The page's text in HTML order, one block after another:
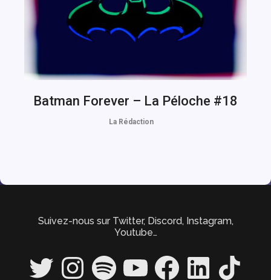
Batman Forever – La Péloche #18
La Rédaction
Suivez-nous sur Twitter, Discord, Instagram,
Youtube…
Twitter InstagramSpotify YouTube FacebookLinkedIn TikTok